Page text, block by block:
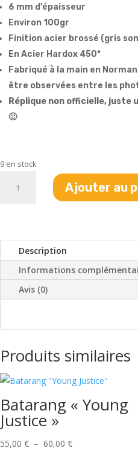
6 mm d’épaisseur
Environ 100gr
Finition acier brossé (gris
En Acier Hardox 450*
Fabriqué à la main en
être observées entre les
Réplique non officielle, juste
🙂
9 en stock
Ajouter au
Description
Informations
Avis (0)
Produits similaires
Batarang « Young
Justice »
55,00 € – 60,00 €Plage